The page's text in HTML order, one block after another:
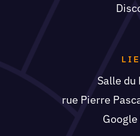
Salle du
rue Pierre